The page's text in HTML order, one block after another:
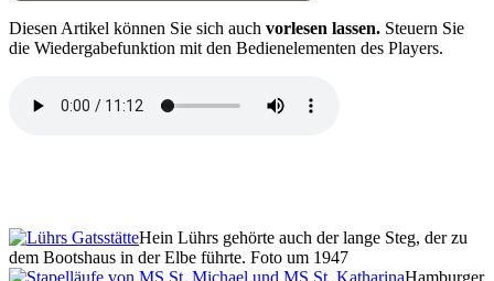
Diesen Artikel können Sie sich auch vorlesen lassen. Steuern Sie
die Wiedergabefunktion mit den Bedienelementen des Players.
Hein Lührs gehörte auch der lange Steg, der zu
dem Bootshaus in der Elbe führte. Foto um 1947
Hamburger